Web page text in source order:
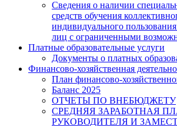
Сведения о наличии
средств обучения
индивидуального
лиц с ограниченными
Платные образовательные услуги
Документы о платных
Финансово-хозяйственная
План финансово-
Баланс 2025
ОТЧЕТЫ ПО ВНЕБЮДЖЕТУ
СРЕДНЯЯ ЗАРАБОТНАЯ
РУКОВОДИТЕЛЯ И